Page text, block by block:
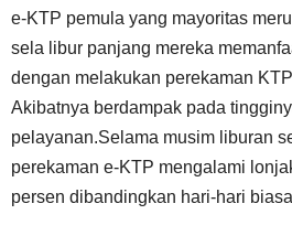
e-KTP pemula yang mayoritas
sela libur panjang mereka
dengan melakukan perekaman
Akibatnya berdampak pada
pelayanan.Selama musim liburan
perekaman e-KTP mengalami
persen dibandingkan hari-hari